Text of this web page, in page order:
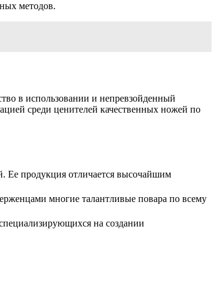
методов.
в использовании и непревзойденный
среди ценителей качественных ножей по
Ее продукция отличается высочайшим
многие талантливые повара по всему
на создании